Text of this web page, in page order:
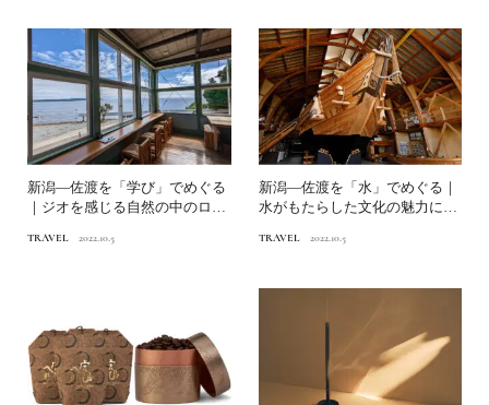
新潟―佐渡を「学び」でめぐる
｜ジオを感じる自然の中のロン
TRAVEL 2022.10.5
新潟―佐渡を「水」でめぐる｜
水がもたらした文化の魅力に触
TRAVEL 2022.10.5